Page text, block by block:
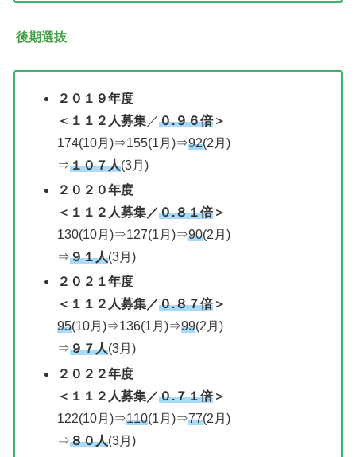
後期選抜
２０１９年度
＜１１２人募集 ／０.９６倍＞
174(10月)⇒155(1月)⇒92(2月)
⇒１０７人(3月)
２０２０年度
＜ １１２人募集／０.８１倍＞
130(10月)⇒127(1月)⇒90(2月)
⇒９１人(3月)
２０２１年度
＜ １１２人募集／０.８７倍＞
95(10月)⇒136(1月)⇒99(2月)
⇒９７人(3月)
２０２２年度
＜ １１２人募集／０.７１倍＞
122(10月)⇒110(1月)⇒77(2月)
⇒８０人(3月)